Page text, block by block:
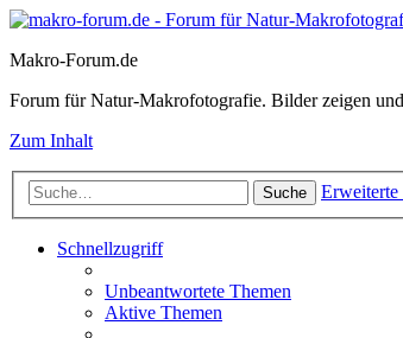
Makro-Forum.de
Forum für Natur-Makrofotografie. Bilder zeigen
Zum Inhalt
Suche Erweiterte
Schnellzugriff
Unbeantwortete Themen
Aktive Themen